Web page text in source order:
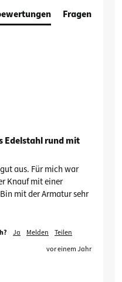
Fragen
Edelstahl rund mit
aus. Für mich war
Knauf mit einer
mit der Armatur sehr
Ja Melden
Teilen
vor einem Jahr